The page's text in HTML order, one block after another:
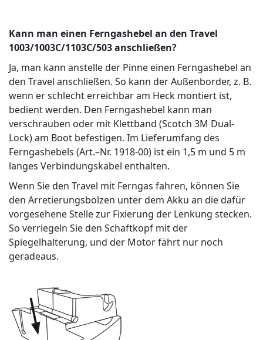
Kann man einen Ferngashebel an den Travel
1003/1003C/1103C/503 anschließen?
Ja, man kann anstelle der Pinne einen Ferngashebel an
den Travel anschließen. So kann der Außenborder, z. B.
wenn er schlecht erreichbar am Heck montiert ist,
bedient werden. Den Ferngashebel kann man
verschrauben oder mit Klettband (Scotch 3M Dual-
Lock) am Boot befestigen. Im Lieferumfang des
Ferngashebels (Art.–Nr. 1918-00) ist ein 1,5 m und 5 m
langes Verbindungskabel enthalten.
Wenn Sie den Travel mit Ferngas fahren, können Sie
den Arretierungsbolzen unter dem Akku an die dafür
vorgesehene Stelle zur Fixierung der Lenkung stecken.
So verriegeln Sie den Schaftkopf mit der
Spiegelhalterung, und der Motor fährt nur noch
geradeaus.